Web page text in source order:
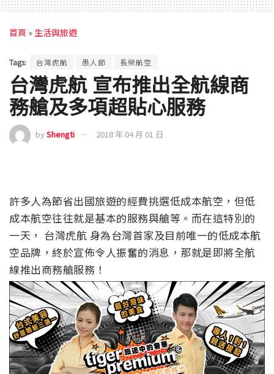
首頁 » 生活與旅遊
Tags: 台灣虎航 愚人節 長榮航空
台灣虎航 宣布推出全航線商
務艙及多項超貼心服務
byShengti 2018 年 04 月 01 日
許多人為節省出國旅遊的經費挑選低成本航空，但低
成本航空往往就是基本的服務與艙等。而在這特別的
一天， 台灣虎航 身為台灣首家及目前唯一的低成本航
空品牌，終於宣佈令人振奮的消息，那就是即將全航
線推出商務艙服務！